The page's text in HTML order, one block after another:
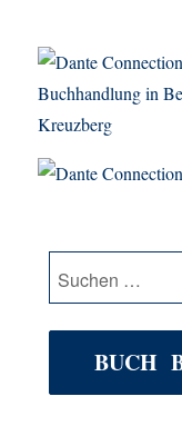
Dante
Suche
nach:
BUCH